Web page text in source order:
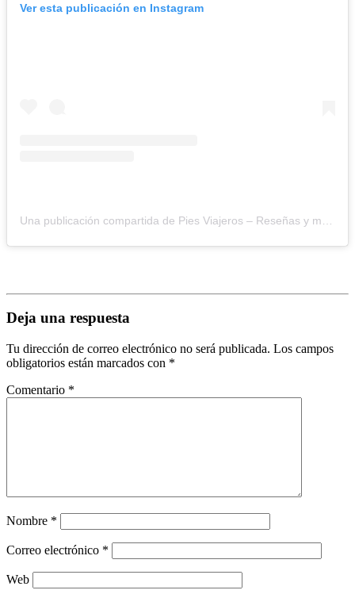
Ver esta publicación en Instagram
Deja una respuesta
Tu dirección de correo electrónico no será publicada. Los campos
obligatorios están marcados con *
Comentario *
Nombre *
Correo electrónico *
Web